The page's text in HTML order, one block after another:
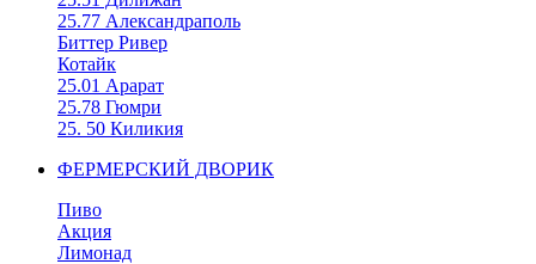
25.77 Александраполь
Биттер Ривер
Котайк
25.01 Арарат
25.78 Гюмри
25. 50 Киликия
ФЕРМЕРСКИЙ ДВОРИК
Пиво
Акция
Лимонад